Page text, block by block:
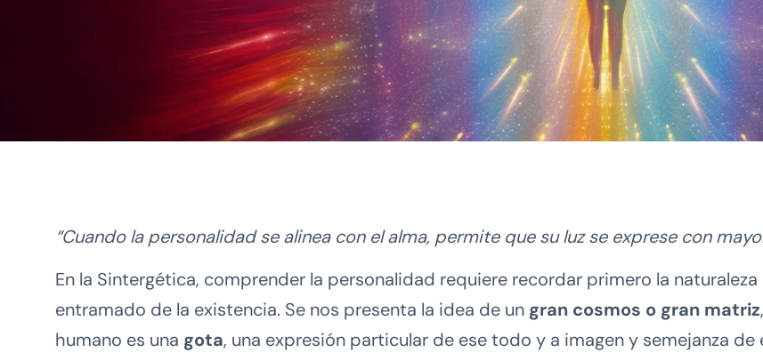
“Cuando la personalidad se alinea con el alma, permite que su luz se exprese con
En la Sintergética, comprender la personalidad requiere recordar primero la
entramado de la existencia. Se nos presenta la idea de un gran cosmos o gran matriz
humano es una gota, una expresión particular de ese todo y a imagen y semejanza